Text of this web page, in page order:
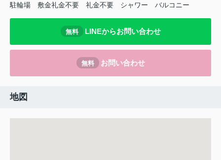
駐輪場 敷金礼金不要 礼金不要 シャワー バルコニー
無料 LINEからお問い合わせ
無料 お問い合わせ
地図